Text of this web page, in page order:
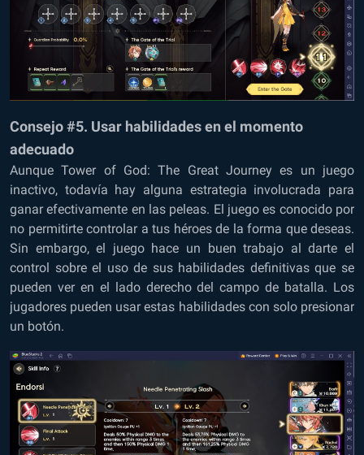
Consejo #5. Usar habilidades en el momento
adecuado
Aunque Tower of God: The Great Journey es un juego
inactivo, todavía hay alguna estrategia involucrada para
ganar efectivamente en las peleas. El juego es conocido por
no permitirte controlar a tus héroes de la forma que deseas.
Sin embargo, el juego hace un buen trabajo al darte el
control sobre el uso de sus habilidades definitivas que se
pueden ver en el lado derecho del campo de batalla. Los
jugadores pueden usar estas habilidades con solo presionar
un botón.